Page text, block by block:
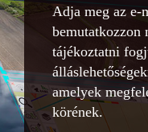
Adja meg az e-
bemutatkozzon
tájékoztatni
amelyek
körének.